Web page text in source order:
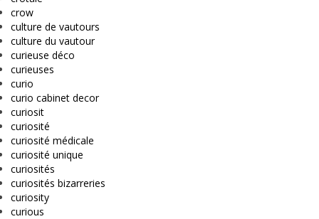
crow
culture de vautours
culture du vautour
curieuse déco
curieuses
curio
curio cabinet decor
curiosit
curiosité
curiosité médicale
curiosité unique
curiosités
curiosités bizarreries
curiosity
curious